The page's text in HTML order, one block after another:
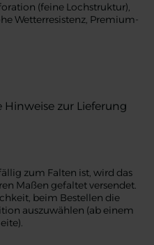
(feine Lochstruktur),
Wetterresistenz, Premium-
zur Lieferung
zum Falten ist, wird das
Maßen gefaltet versendet.
beim Bestellen die
auszuwählen (ab einem